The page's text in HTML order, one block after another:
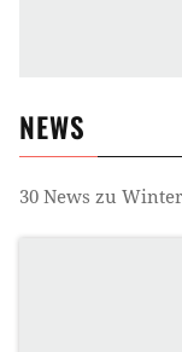
NEWS
30 News zu